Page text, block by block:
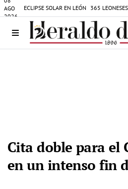
AGO
2026
ECLIPSE SOLAR EN LEÓN 365 LEONESES
Cita doble para el
en un intenso fin